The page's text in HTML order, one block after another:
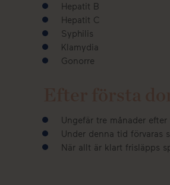
Hepatit B
Hepatit C
Syphilis
Klamydia
Gonorre
Ungefär tre månader
Under denna tid förvaras
När allt är klart frisläpps